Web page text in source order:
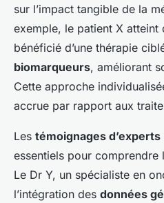
sur l’impact tangible de la
exemple, le patient X atteint
bénéficié d’une thérapie
biomarqueurs, améliorant
Cette approche
accrue par rapport aux
Les témoignages d’experts
essentiels pour comprendre
Le Dr Y, un spécialiste en
l’intégration des données